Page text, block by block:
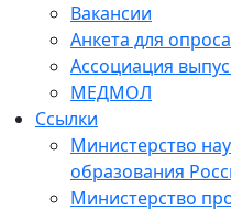
Вакансии
Анкета для
Ассоциация
МЕДМОЛ
Ссылки
Министерство
образования
Министерство